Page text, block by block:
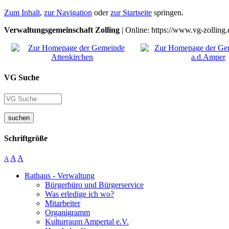
Zum Inhalt, zur Navigation oderzur Startseite springen.
Verwaltungsgemeinschaft Zolling | Online: https://www.vg-
VG Suche
suchen
Schriftgröße
A A A
Rathaus - Verwaltung
Bürgerbüro und Bürgerservice
Was erledige ich wo?
Mitarbeiter
Organigramm
Kulturraum Ampertal e.V.